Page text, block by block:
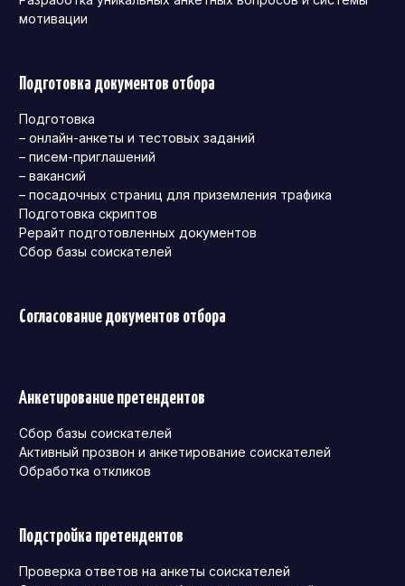
мотивации
Подготовка документов отбора
Подготовка
– онлайн-анкеты и тестовых заданий
– писем-приглашений
– вакансий
– посадочных страниц для приземления трафика
Подготовка скриптов
Рерайт подготовленных документов
Сбор базы соискателей
Согласование документов отбора
Анкетирование претендентов
Сбор базы соискателей
Активный прозвон и анкетирование соискателей
Обработка откликов
Подстройка претендентов
Проверка ответов на анкеты соискателей